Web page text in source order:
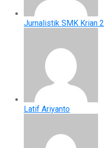
Jurnalistik SMK Krian 2
Latif Ariyanto